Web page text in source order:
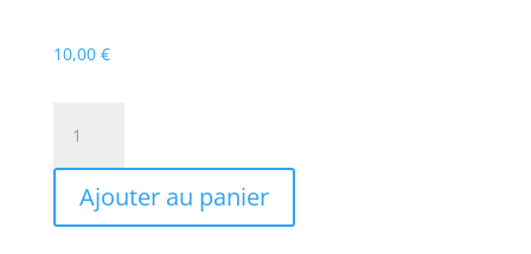
10,00 €
TEAM
TECHNOLOGIES
CABLE
Ajouter au panier